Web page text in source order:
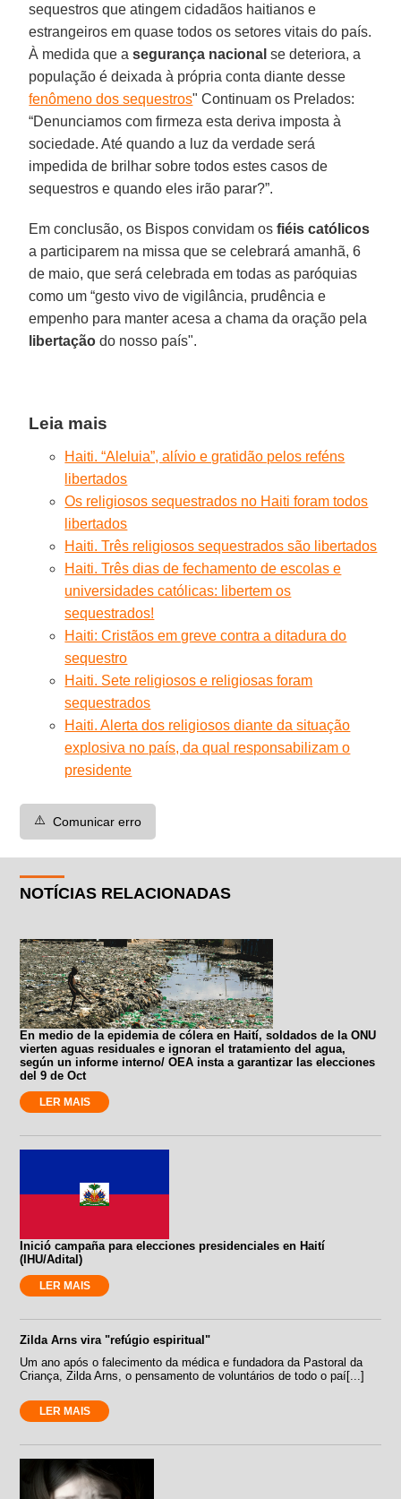
sequestros que atingem cidadãos haitianos e
estrangeiros em quase todos os setores vitais do país.
À medida que asegurança nacional se deteriora, a
população é deixada à própria conta diante desse
fenômeno dos sequestros" Continuam os Prelados:
“Denunciamos com firmeza esta deriva imposta à
sociedade. Até quando a luz da verdade será
impedida de brilhar sobre todos estes casos de
sequestros e quando eles irão parar?”.
Em conclusão, os Bispos convidam osfiéis católicos
a participarem na missa que se celebrará amanhã, 6
de maio, que será celebrada em todas as paróquias
como um “gesto vivo de vigilância, prudência e
empenho para manter acesa a chama da oração pela
libertação do nosso país".
Leia mais
Haiti. “Aleluia”, alívio e gratidão pelos reféns
libertados
Os religiosos sequestrados no Haiti foram todos
libertados
Haiti. Três religiosos sequestrados são libertados
Haiti. Três dias de fechamento de escolas e
universidades católicas: libertem os
sequestrados!
Haiti: Cristãos em greve contra a ditadura do
sequestro
Haiti. Sete religiosos e religiosas foram
sequestrados
Haiti. Alerta dos religiosos diante da situação
explosiva no país, da qual responsabilizam o
presidente
⚠️ Comunicar erro
NOTÍCIAS RELACIONADAS
En medio de la epidemia de cólera en Haití, soldados de la ONU
vierten aguas residuales e ignoran el tratamiento del agua,
según un informe interno/ OEA insta a garantizar las elecciones
del 9 de Oct
LER MAIS
Inició campaña para elecciones presidenciales en Haití
(IHU/Adital)
LER MAIS
Zilda Arns vira "refúgio espiritual"
Um ano após o falecimento da médica e fundadora da Pastoral da
Criança, Zilda Arns, o pensamento de voluntários de todo o paí[...]
LER MAIS